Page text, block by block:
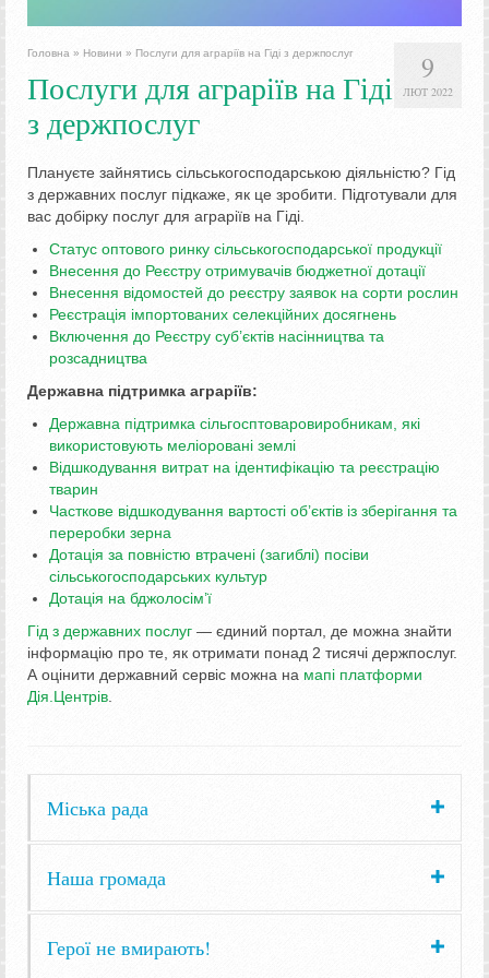
9
ЛЮТ 2022
Головна » Новини » Послуги для аграріїв на Гіді з держпослуг
Послуги для аграріїв на Гіді
з держпослуг
Плануєте зайнятись сільськогосподарською діяльністю? Гід
з державних послуг підкаже, як це зробити. Підготували для
вас добірку послуг для аграріїв на Гіді.
Статус оптового ринку сільськогосподарської продукції
Внесення до Реєстру отримувачів бюджетної дотації
Внесення відомостей до реєстру заявок на сорти рослин
Реєстрація імпортованих селекційних досягнень
Включення до Реєстру суб’єктів насінництва та
розсадництва
Державна підтримка аграріїв:
Державна підтримка сільгосптоваровиробникам, які
використовують меліоровані землі
Відшкодування витрат на ідентифікацію та реєстрацію
тварин
Часткове відшкодування вартості об’єктів із зберігання та
переробки зерна
Дотація за повністю втрачені (загиблі) посіви
сільськогосподарських культур
Дотація на бджолосім’ї
Гід з державних послуг — єдиний портал, де можна знайти
інформацію про те, як отримати понад 2 тисячі держпослуг.
А оцінити державний сервіс можна на мапі платформи
Дія.Центрів
Міська рада
Наша громада
Герої не вмирають!